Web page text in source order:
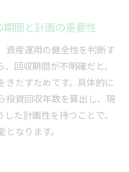
間と計画の重要性
資産運用の健全性を判断す
回収期間が不明確だと、
きたすためです。具体的に
投資回収年数を算出し、現
た計画性を持つことで、
なります。